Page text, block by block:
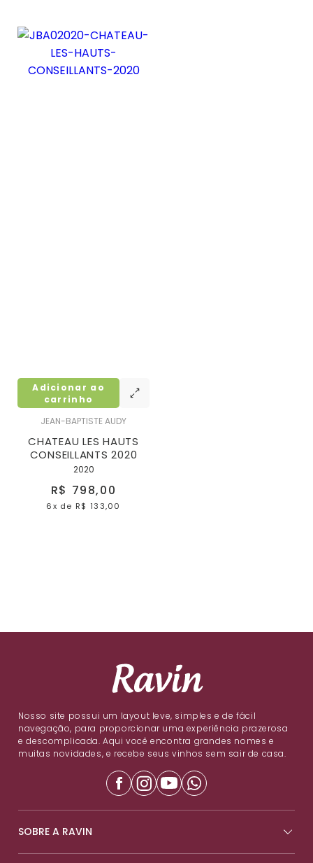
JEAN-BAPTISTE AUDY
CHATEAU LES HAUTS
CONSEILLANTS 2020
2020
R$ 798,00
6x de R$ 133,00
Adicionar ao
carrinho
Nosso site possui um layout leve, simples e de fácil
navegação, para proporcionar uma experiência prazerosa
e descomplicada. Aqui você encontra grandes nomes e
muitas novidades, e recebe seus vinhos sem sair de casa.
SOBRE A RAVIN